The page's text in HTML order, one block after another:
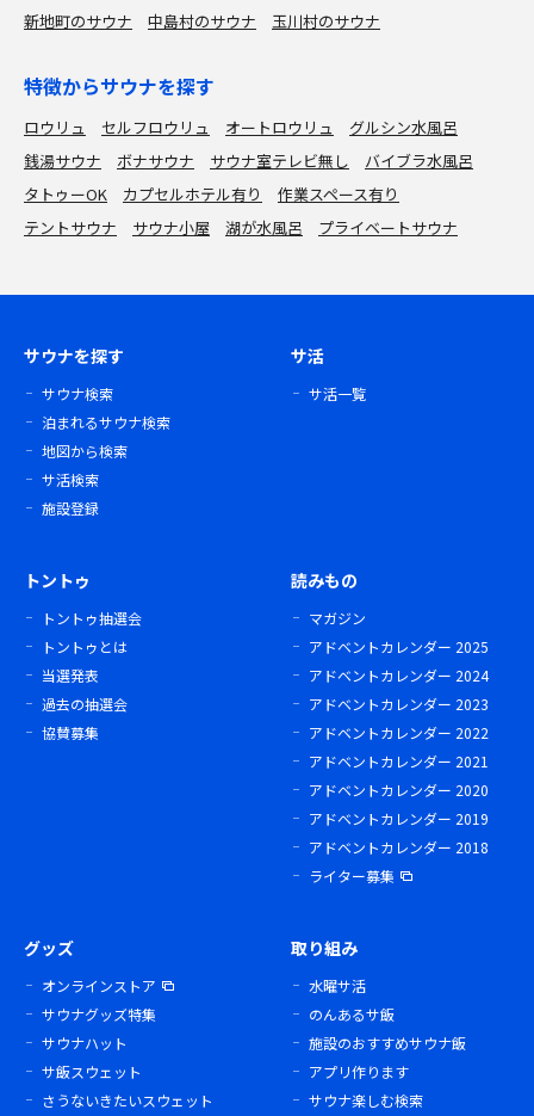
新地町のサウナ
中島村のサウナ 玉川村のサウナ
特徴からサウナを探す
ロウリュ セルフロウリュ オートロウリュ
グルシン水風呂
銭湯サウナ
ボナサウナ サウナ室テレビ無し
バイブラ水風呂
タトゥーOK
カプセルホテル有り
作業スペース有り
テントサウナ
サウナ小屋 湖が水風呂 プライベートサウナ
サウナを探す
サウナ検索
泊まれるサウナ検索
地図から検索
サ活検索
施設登録
サ活
サ活一覧
トントゥ
トントゥ抽選会
トントゥとは
当選発表
過去の抽選会
協賛募集
読みもの
マガジン
アドベントカレンダー 2025
アドベントカレンダー 2024
アドベントカレンダー 2023
アドベントカレンダー 2022
アドベントカレンダー 2021
アドベントカレンダー 2020
アドベントカレンダー 2019
アドベントカレンダー 2018
ライター募集
グッズ
オンラインストア
サウナグッズ特集
サウナハット
サ飯スウェット
さうないきたいスウェット
取り組み
水曜サ活
のんあるサ飯
施設のおすすめサウナ飯
アプリ作ります
サウナ楽しむ検索